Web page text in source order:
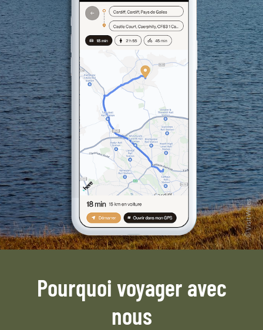
Pourquoi voyager avec
nous